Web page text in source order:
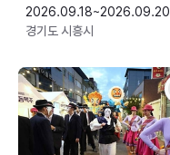
2026.09.18~2026.09.20
경기도 시흥시